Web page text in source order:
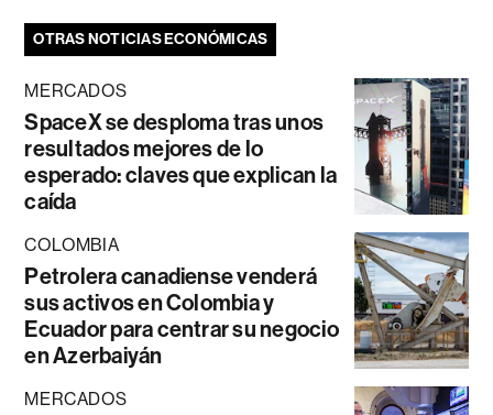
OTRAS NOTICIAS ECONÓMICAS
MERCADOS
SpaceX se desploma tras unos
resultados mejores de lo
esperado: claves que explican la
caída
COLOMBIA
Petrolera canadiense venderá
sus activos en Colombia y
Ecuador para centrar su negocio
en Azerbaiyán
MERCADOS